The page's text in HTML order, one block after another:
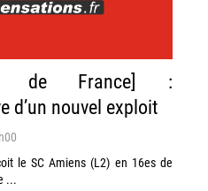
de France] :
d’un nouvel exploit
le SC Amiens (L2) en 16es de
...